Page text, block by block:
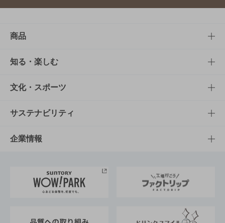
商品
商品TOP
商品一覧
商品発売情報
栄養成分一覧
知る・楽しむ
知る・楽しむTOP
キャンペーン
工場見学
地域情報
文化・スポーツ
文化・スポーツTOP
サントリーホール
サントリーサンバーズ大阪
サステナビリティ
サステナビリティTOP
サントリーが考えるサステナビリティ経営
企業情報
企業概要